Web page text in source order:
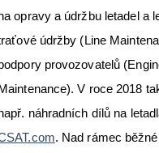
opravy a údržbu letadel a
údržby (Line
provozovatelů
V roce 2018
náhradních dílů na
. Nad rámec